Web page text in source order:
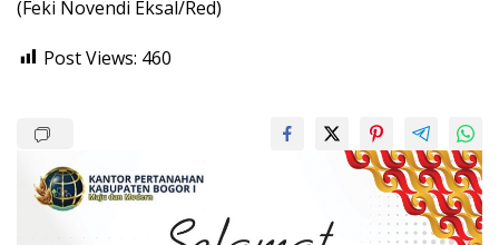
(Feki Novendi Eksal/Red)
Post Views: 460